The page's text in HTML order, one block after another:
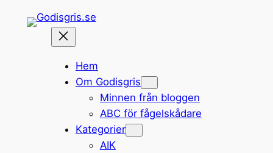
Hem
Om Godisgris
Minnen från bloggen
ABC för fågelskådare
Kategorier
AIK